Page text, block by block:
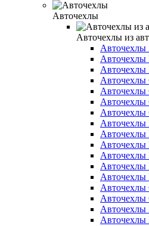
Авточехлы
Авточехлы из
Авточехлы
Авточехлы
Авточехлы
Авточехлы
Авточехлы
Авточехлы
Авточехлы
Авточехлы
Авточехлы
Авточехлы
Авточехлы
Авточехлы
Авточехлы
Авточехлы